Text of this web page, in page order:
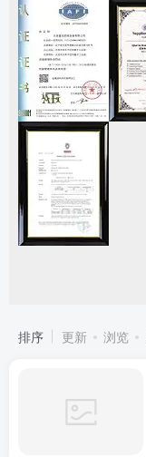
排序 更新 浏览